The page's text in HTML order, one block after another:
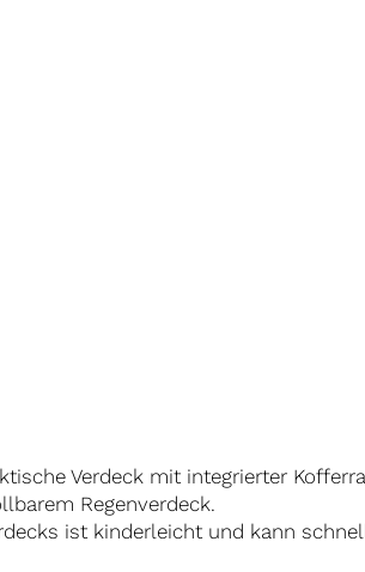
Verdeck mit integrierter
Regenverdeck.
ist kinderleicht und kann